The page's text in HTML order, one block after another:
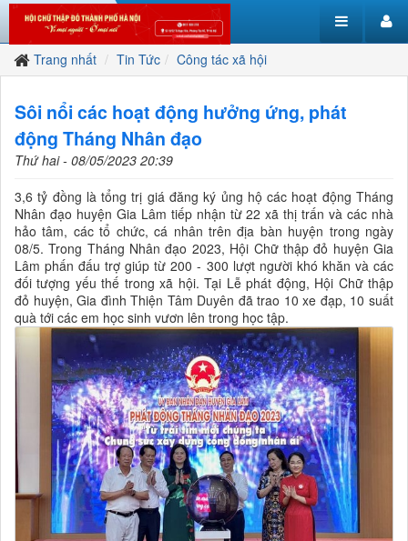
Trang nhất Tin Tức Công tác xã hội
Sôi nổi các hoạt động hưởng ứng, phát
động Tháng Nhân đạo
Thứ hai - 08/05/2023 20:39
3,6 tỷ đồng là tổng trị giá đăng ký ủng hộ các hoạt động Tháng
Nhân đạo huyện Gia Lâm tiếp nhận từ 22 xã thị trấn và các nhà
hảo tâm, các tổ chức, cá nhân trên địa bàn huyện trong ngày
08/5. Trong Tháng Nhân đạo 2023, Hội Chữ thập đỏ huyện Gia
Lâm phấn đấu trợ giúp từ 200 - 300 lượt người khó khăn và các
đối tượng yếu thế trong xã hội. Tại Lễ phát động, Hội Chữ thập
đỏ huyện, Gia đình Thiện Tâm Duyên đã trao 10 xe đạp, 10 suất
quà tới các em học sinh vươn lên trong học tập.